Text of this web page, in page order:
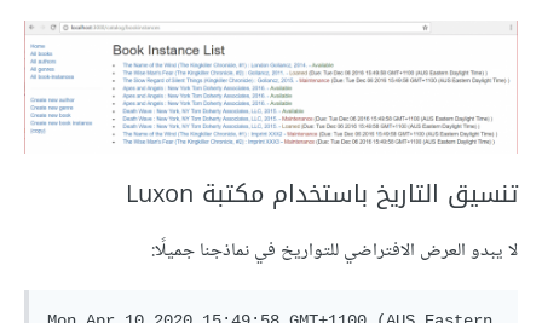
تنسيق التاريخ باستخدام مكتبة Luxon
لا يبدو العرض الافتراضي للتواريخ في نماذجنا جميلًا: